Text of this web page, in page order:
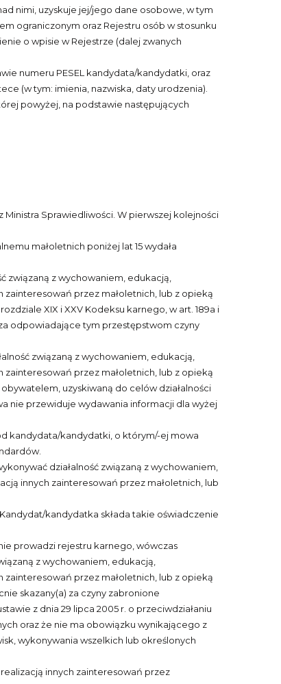
nimi, uzyskuje jej/jego dane osobowe, w tym
ograniczonym oraz Rejestru osób w stosunku
o wpisie w Rejestrze (dalej zwanych
numeru PESEL kandydata/kandydatki, oraz
(w tym: imienia, nazwiska, daty urodzenia).
powyżej, na podstawie następujących
Sprawiedliwości. W pierwszej kolejności
małoletnich poniżej lat 15 wydała
związaną z wychowaniem, edukacją,
przez małoletnich, lub z opieką
XIX i XXV Kodeksu karnego, w art. 189a i
za odpowiadające tym przestępstwom czyny
związaną z wychowaniem, edukacją,
przez małoletnich, lub z opieką
uzyskiwaną do celów działalności
nie przewiduje wydawania informacji dla wyżej
kandydata/kandydatki, o którym/-ej mowa
działalność związaną z wychowaniem,
innych zainteresowań przez małoletnich, lub
kandydatka składa takie oświadczenie
prowadzi rejestru karnego, wówczas
z wychowaniem, edukacją,
przez małoletnich, lub z opieką
skazany(a) za czyny zabronione
z dnia 29 lipca 2005 r. o przeciwdziałaniu
oraz że nie ma obowiązku wynikającego z
wykonywania wszelkich lub określonych
innych zainteresowań przez